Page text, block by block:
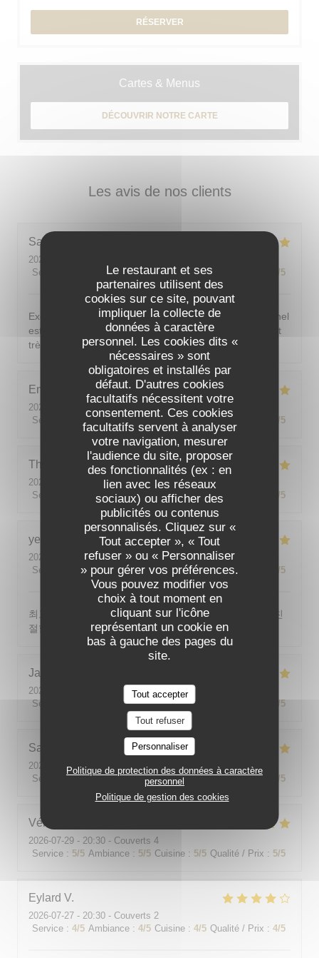
Le restaurant et ses
partenaires utilisent des
cookies sur ce site, pouvant
impliquer la collecte de
données à caractère
personnel. Les cookies dits «
nécessaires » sont
obligatoires et installés par
défaut. D'autres cookies
facultatifs nécessitent votre
consentement. Ces cookies
facultatifs servent à analyser
votre navigation, mesurer
l'audience du site, proposer
des fonctionnalités (ex : en
lien avec les réseaux
sociaux) ou afficher des
publicités ou contenus
personnalisés. Cliquez sur «
Tout accepter », « Tout
refuser » ou « Personnaliser
» pour gérer vos préférences.
Vous pouvez modifier vos
choix à tout moment en
cliquant sur l'icône
représentant un cookie en
bas à gauche des pages du
site.
Tout accepter
Tout refuser
Personnaliser
Politique de protection des données à caractère
personnel
Politique de gestion des cookies
Les avis de nos clients
Sarah-Lou
2026-08-03
Service
Ambiance: 5/5 Cuisine: 5/5 Qualité / Prix /5
Excellent ! Tout est délicieux, bien présentés, le personnel
est vraiment au top : accueillant, souriant, attentionné et
très professionnel. Je recommande sans hésiter !
Emilie
2026-08-05
- 20:30 - Couverts 2
Service
/5 Ambiance: 5 /5 Cuisine: 5 /5 Qualité / Prix /5
Theo
2026-08-01
- 19:00 - Couverts 2
Service
Ambiance: 5 /5 Cuisine: 5/5 Qualité / Prix /5
yeonghun
2026-08-03
- 19:00 - Couverts 4
Service
/5 Ambiance: 5/5 Cuisine: 5/5 Qualité / Prix /5
최고의 분위기, 최고의 맛, 프랑스어가 서툴지만 서버가 친
절함
Jackie
2026-07-31
- 19:00 - Couverts 2
Service
Ambiance: 5/5 Cuisine: 5 /5
Sabine
2026-08-01 - 12:00 - Couverts 5
Service
: 5/5 Ambiance: 5/5 Cuisine: 5/5 Qualité / Prix /5
Véronique
2026-07-29 - 20:30 - Couverts 4
Service : 5/5 Ambiance : 5/5 Cuisine : 5/5 Qualité / Prix : 5/5
Eylard V
2026-07-27 - 20:30 - Couverts 2
Service : 4/5 Ambiance : 4/5 Cuisine : 4/5 Qualité / Prix : 4/5
RÉSERVER
Cartes & Menus
DÉCOUVRIR NOTRE CARTE